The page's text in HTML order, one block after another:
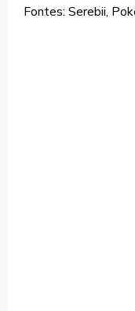
Fontes: Serebii,